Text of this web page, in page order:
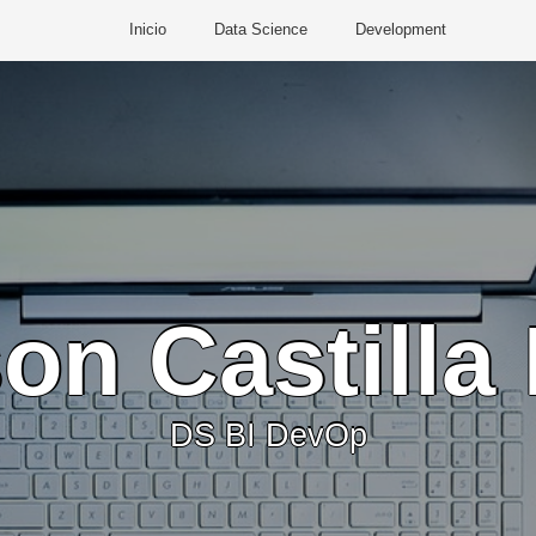
Inicio Data Science Development
Castilla
DS BI DevOp